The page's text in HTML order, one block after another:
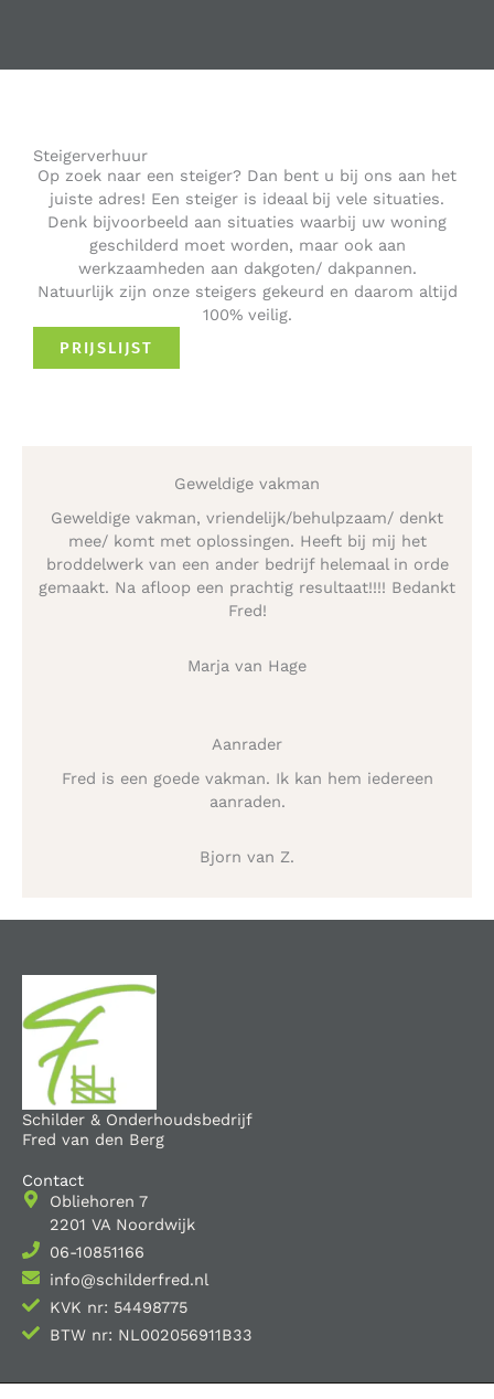
Steigerverhuur
Op zoek naar een steiger? Dan bent u bij ons aan het
juiste adres! Een steiger is ideaal bij vele situaties.
Denk bijvoorbeeld aan situaties waarbij uw woning
geschilderd moet worden, maar ook aan
werkzaamheden aan dakgoten/ dakpannen.
Natuurlijk zijn onze steigers gekeurd en daarom altijd
100% veilig.
PRIJSLIJST
Geweldige vakman
Geweldige vakman, vriendelijk/behulpzaam/ denkt
mee/ komt met oplossingen. Heeft bij mij het
broddelwerk van een ander bedrijf helemaal in orde
gemaakt. Na afloop een prachtig resultaat!!!! Bedankt
Fred!
Marja van Hage
Aanrader
Fred is een goede vakman. Ik kan hem iedereen
aanraden.
Bjorn van Z.
Schilder & Onderhoudsbedrijf
Fred van den Berg
Contact
Obliehoren 7
2201 VA Noordwijk
06-10851166
info@schilderfred.nl
KVK nr: 54498775
BTW nr: NL002056911B33